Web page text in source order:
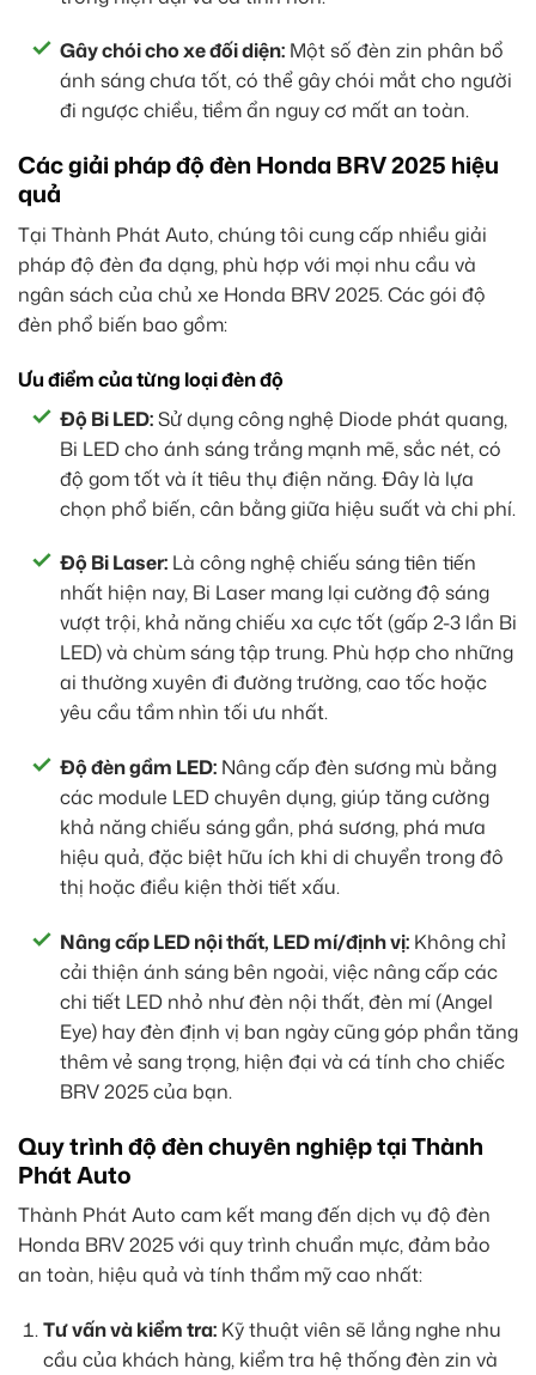
Gây chói cho xe đối diện: Một số đèn zin phân bổ
ánh sáng chưa tốt, có thể gây chói mắt cho người
đi ngược chiều, tiềm ẩn nguy cơ mất an toàn.
Các giải pháp độ đèn Honda BRV 2025 hiệu
quả
Tại Thành Phát Auto, chúng tôi cung cấp nhiều giải
pháp độ đèn đa dạng, phù hợp với mọi nhu cầu và
ngân sách của chủ xe Honda BRV 2025. Các gói độ
đèn phổ biến bao gồm:
Ưu điểm của từng loại đèn độ
Độ Bi LED:Sử dụng công nghệ Diode phát quang,
Bi LED cho ánh sáng trắng mạnh mẽ, sắc nét, có
độ gom tốt và ít tiêu thụ điện năng. Đây là lựa
chọn phổ biến, cân bằng giữa hiệu suất và chi phí.
Độ Bi Laser: Là công nghệ chiếu sáng tiên tiến
nhất hiện nay, Bi Laser mang lại cường độ sáng
vượt trội, khả năng chiếu xa cực tốt (gấp 2-3 lần Bi
LED) và chùm sáng tập trung. Phù hợp cho những
ai thường xuyên đi đường trường, cao tốc hoặc
yêu cầu tầm nhìn tối ưu nhất.
Độ đèn gầm LED: Nâng cấp đèn sương mù bằng
các module LED chuyên dụng, giúp tăng cường
khả năng chiếu sáng gần, phá sương, phá mưa
hiệu quả, đặc biệt hữu ích khi di chuyển trong đô
thị hoặc điều kiện thời tiết xấu.
Nâng cấp LED nội thất, LED mí/định vị: Không chỉ
cải thiện ánh sáng bên ngoài, việc nâng cấp các
chi tiết LED nhỏ như đèn nội thất, đèn mí (Angel
Eye) hay đèn định vị ban ngày cũng góp phần tăng
thêm vẻ sang trọng, hiện đại và cá tính cho chiếc
BRV 2025 của bạn.
Quy trình độ đèn chuyên nghiệp tại Thành
Phát Auto
Thành Phát Auto cam kết mang đến dịch vụ độ đèn
Honda BRV 2025 với quy trình chuẩn mực, đảm bảo
an toàn, hiệu quả và tính thẩm mỹ cao nhất:
Tư vấn và kiểm tra:Kỹ thuật viên sẽ lắng nghe nhu
cầu của khách hàng, kiểm tra hệ thống đèn zin và